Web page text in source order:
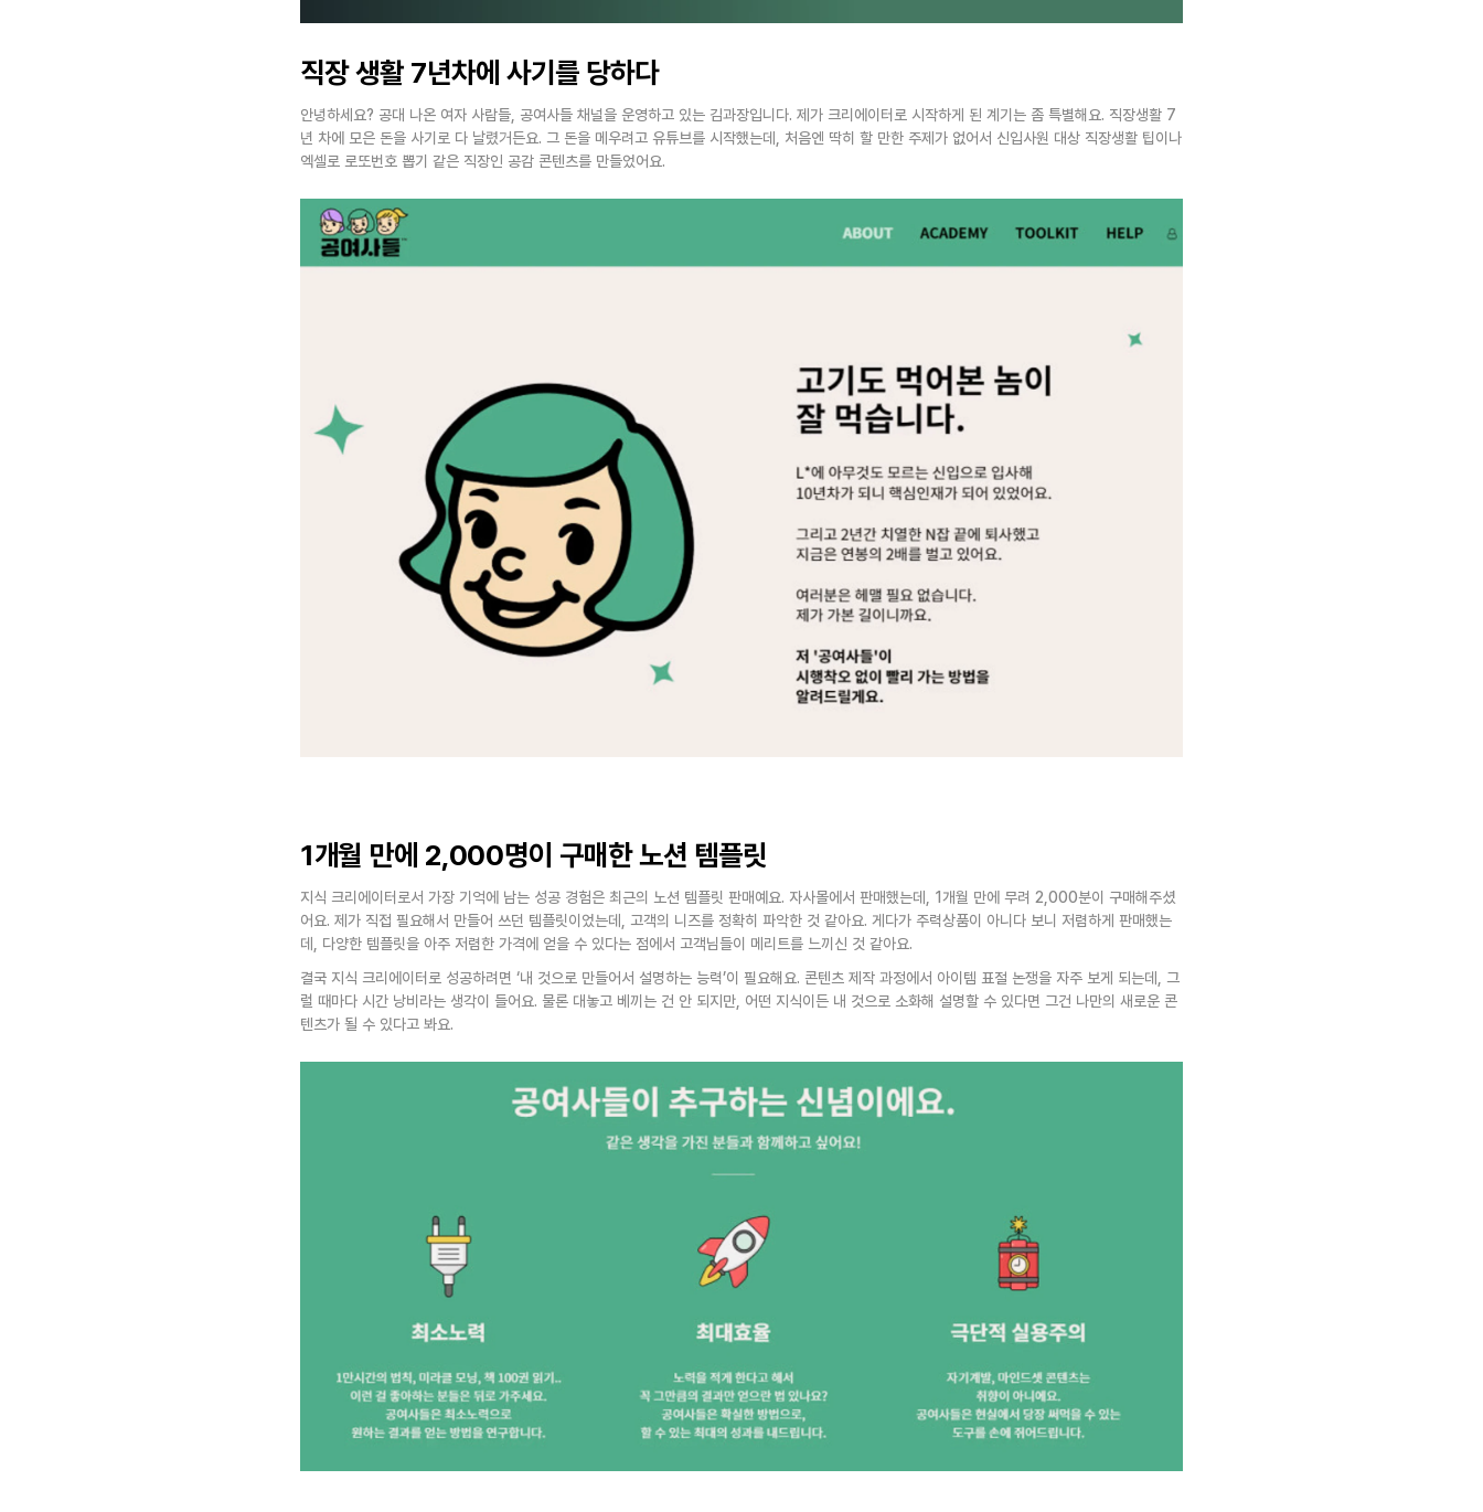
직장 생활 7년차에 사기를 당하다
안녕하세요? 공대 나온 여자 사람들, 공여사들 채널을 운영하고 있는 김과장입니다. 제가 크리에이터로 시작하게 된 계기는 좀 특별해요. 직장생활 7
년 차에 모은 돈을 사기로 다 날렸거든요. 그 돈을 메우려고 유튜브를 시작했는데, 처음엔 딱히 할 만한 주제가 없어서 신입사원 대상 직장생활 팁이나
엑셀로 로또번호 뽑기 같은 직장인 공감 콘텐츠를 만들었어요.
1개월 만에 2,000명이 구매한 노션 템플릿
지식 크리에이터로서 가장 기억에 남는 성공 경험은 최근의 노션 템플릿 판매예요. 자사몰에서 판매했는데, 1개월 만에 무려 2,000분이 구매해주셨
어요. 제가 직접 필요해서 만들어 쓰던 템플릿이었는데, 고객의 니즈를 정확히 파악한 것 같아요. 게다가 주력상품이 아니다 보니 저렴하게 판매했는
데, 다양한 템플릿을 아주 저렴한 가격에 얻을 수 있다는 점에서 고객님들이 메리트를 느끼신 것 같아요.
결국 지식 크리에이터로 성공하려면 ‘내 것으로 만들어서 설명하는 능력’이 필요해요. 콘텐츠 제작 과정에서 아이템 표절 논쟁을 자주 보게 되는데, 그
럴 때마다 시간 낭비라는 생각이 들어요. 물론 대놓고 베끼는 건 안 되지만, 어떤 지식이든 내 것으로 소화해 설명할 수 있다면 그건 나만의 새로운 콘
텐츠가 될 수 있다고 봐요.